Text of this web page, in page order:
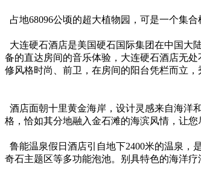
占地68096公顷的超大植物园，可是一个集
大连硬石酒店是美国硬石国际集团在中国大
备的直达房间的音乐体验，大连硬石酒店无
修风格时尚、前卫，在房间的阳台凭栏而立
酒店面朝十里黄金海岸，设计灵感来自海洋
格，恰如其分地融入金石滩的海滨风情，让
鲁能温泉假日 酒店引自地下2400米的温泉，
奇石主题区等多功能泡池。别具特色的海洋